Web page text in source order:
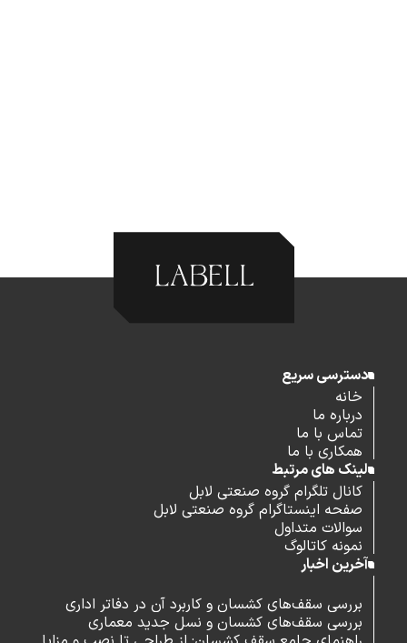
دسترسی سریع
خانه
درباره ما
تماس با ما
همکاری با ما
لینک های مرتبط
کانال تلگرام گروه صنعتی لابل
صفحه اینستاگرام گروه صنعتی لابل
سوالات متداول
نمونه کاتالوگ
آخرین اخبار
بررسی سقف‌های کشسان و کاربرد آن در دفاتر اداری
بررسی سقف‌های کشسان و نسل جدید معماری